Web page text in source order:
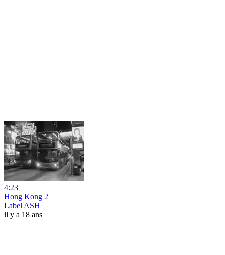
4:23
Hong Kong 2
Label ASH
il y a 18 ans